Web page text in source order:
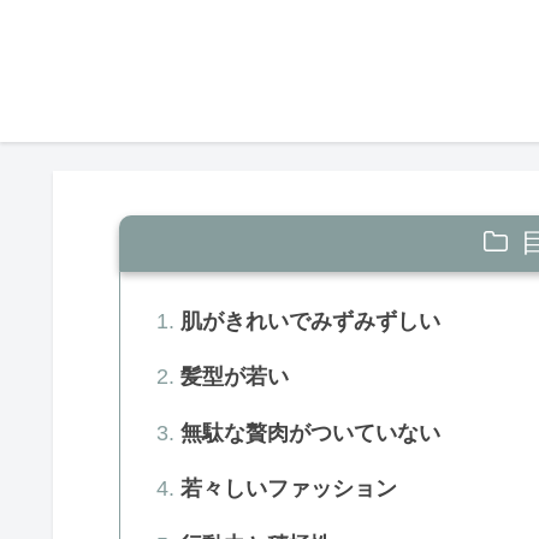
肌がきれいでみずみずしい
髪型が若い
無駄な贅肉がついていない
若々しいファッション